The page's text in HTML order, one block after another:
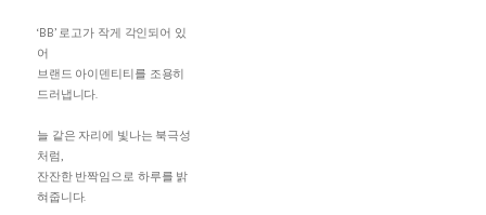
‘BB’ 로고가 작게 각인되어 있
어
브랜드 아이덴티티를 조용히
드러냅니다.
늘 같은 자리에 빛나는 북극성
처럼,
잔잔한 반짝임으로 하루를 밝
혀줍니다.